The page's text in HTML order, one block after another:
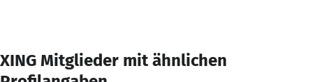
XING Mitglieder mit ähnlichen